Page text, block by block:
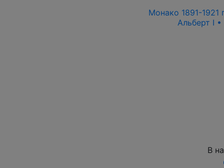
Монако 1891-1921
Альберт I
В